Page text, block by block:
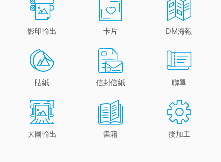
影印輸出 卡片 DM海報
貼紙 信封信紙 聯單
大圖輸出 書籍 後加工